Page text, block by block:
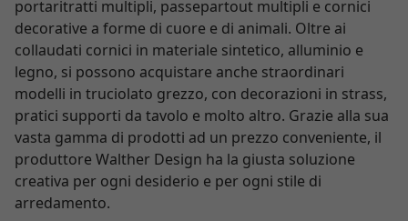
portaritratti multipli, passepartout multipli e cornici
decorative a forme di cuore e di animali. Oltre ai
collaudati cornici in materiale sintetico, alluminio e
legno, si possono acquistare anche straordinari
modelli in truciolato grezzo, con decorazioni in strass,
pratici supporti da tavolo e molto altro. Grazie alla sua
vasta gamma di prodotti ad un prezzo conveniente, il
produttore Walther Design ha la giusta soluzione
creativa per ogni desiderio e per ogni stile di
arredamento.